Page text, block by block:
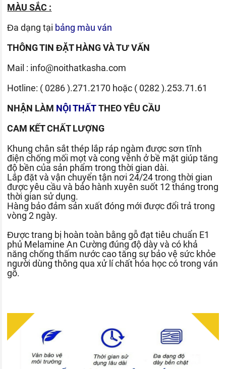
MÀU SẮC :
Đa dạng tại bảng màu ván
THÔNG TIN ĐẶT HÀNG VÀ TƯ VẤN
Mail : info@noithatkasha.com
Hotline: ( 0286 ).271.2170 hoặc ( 0282 ).253.71.61
NHẬN LÀM NỘI THẤTTHEO YÊU CẦU
CAM KẾT CHẤT LƯỢNG
Khung chân sắt thép lắp ráp ngàm được sơn tĩnh
điện chống mối mọt và cong vênh ở bề mặt giúp tăng
độ bền của sản phẩm trong thời gian dài.
Lắp đặt và vận chuyển tận nơi 24/24 trong thời gian
được yêu cầu và bảo hành xuyên suốt 12 tháng trong
thời gian sử dụng.
Hàng bảo đảm sản xuất đóng mới được đổi trả trong
vòng 2 ngày.
Được trang bị hoàn toàn bằng gỗ đạt tiêu chuẩn E1
phủ Melamine An Cường đúng độ dày và có khả
năng chống thấm nước cao tăng sự bảo vệ sức khỏe
người dùng thông qua xử lí chất hóa học có trong ván
gỗ.